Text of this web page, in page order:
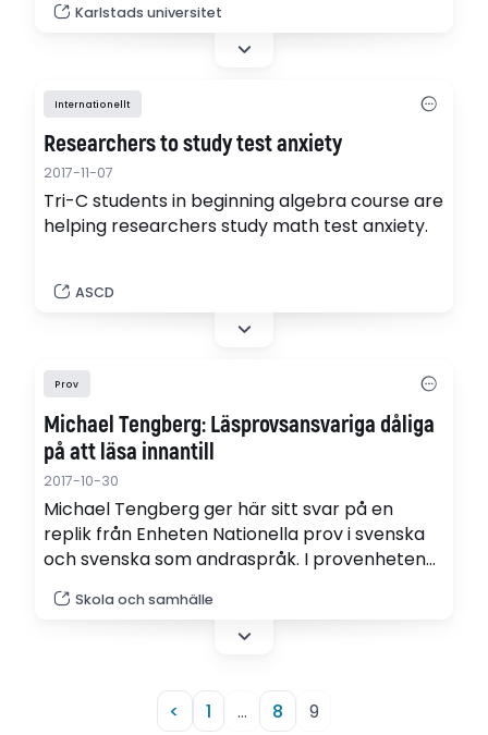
att osäkerheten i provet är såpass stor att
elevernas provresultat inte utgör en tillförlitlig
Karlstads universitet
Internationellt
Researchers to study test anxiety
2017-11-07
Tri-C students in beginning algebra course are
helping researchers study math test anxiety.
ASCD
Prov
Michael Tengberg: Läsprovsansvariga dåliga
på att läsa innantill
2017-10-30
Michael Tengberg ger här sitt svar på en
replik från Enheten Nationella prov i svenska
och svenska som andraspråk. I provenhetens
framförd kritik av de nationella läsprovens
Skola och samhälle
< 1 … 8 9